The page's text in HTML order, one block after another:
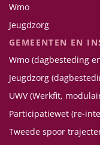
Wmo
Jeugdzorg
GEMEENTEN EN
Wmo (dagbesteding
Jeugdzorg
UWV (Werkfit,
Participatiewet (re-
Tweede spoor